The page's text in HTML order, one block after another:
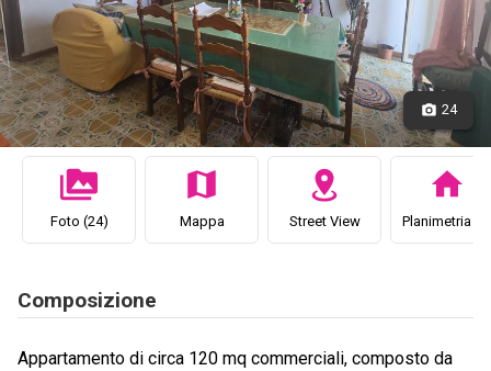
24
Foto (24) Mappa Street View Planimetria (1)
Composizione
Appartamento di circa 120 mq commerciali, composto da